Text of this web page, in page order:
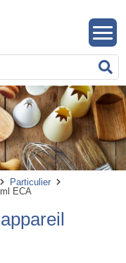
Particulier
ECA